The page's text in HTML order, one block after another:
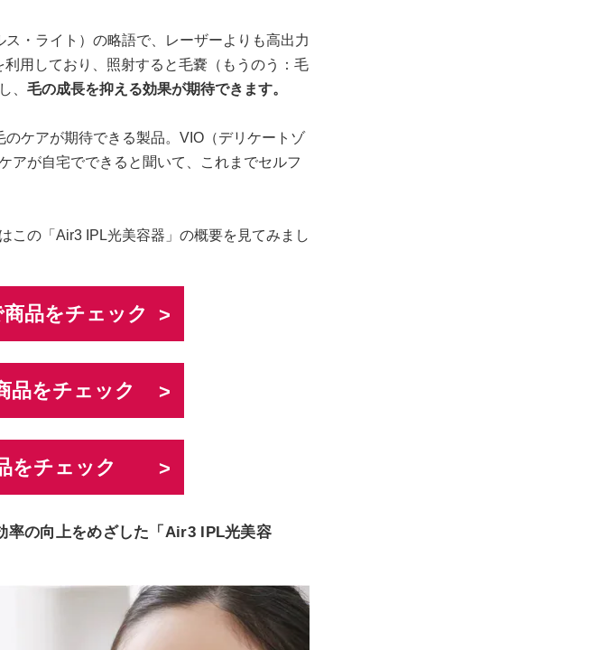
・ライト）の略語で、レーザーよりも高出力
用しており、照射すると毛嚢（もうのう：毛
、 毛の成長を抑える効果が期待できます。
ケアが期待できる製品。VIO（デリケートゾ
アが自宅でできると聞いて、これまでセルフ
この「Air3 IPL光美容器」の概要を見てみまし
商品をチェック
品をチェック
をチェック
の向上をめざした「Air3 IPL光美容